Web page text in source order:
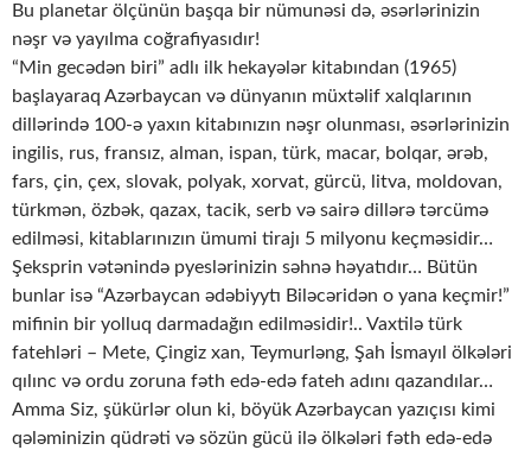
Bu planetar ölçünün başqa bir nümunəsi də, əsərlərinizin
nəşr və yayılma coğrafiyasıdır!
“Min gecədən biri” adlı ilk hekayələr kitabından (1965)
başlayaraq Azərbaycan və dünyanın müxtəlif xalqlarının
dillərində 100-ə yaxın kitabınızın nəşr olunması, əsərlərinizin
ingilis, rus, fransız, alman, ispan, türk, macar, bolqar, ərəb,
fars, çin, çex, slovak, polyak, xorvat, gürcü, litva, moldovan,
türkmən, özbək, qazax, tacik, serb və sairə dillərə tərcümə
edilməsi, kitablarınızın ümumi tirajı 5 milyonu keçməsidir…
Şeksprin vətənində pyeslərinizin səhnə həyatıdır… Bütün
bunlar isə “Azərbaycan ədəbiyytı Biləcəridən o yana keçmir!”
mifinin bir yolluq darmadağın edilməsidir!.. Vaxtilə türk
fatehləri – Mete, Çingiz xan, Teymurləng, Şah İsmayıl ölkələri
qılınc və ordu zoruna fəth edə-edə fateh adını qazandılar…
Amma Siz, şükürlər olun ki, böyük Azərbaycan yazıçısı kimi
qələminizin qüdrəti və sözün gücü ilə ölkələri fəth edə-edə